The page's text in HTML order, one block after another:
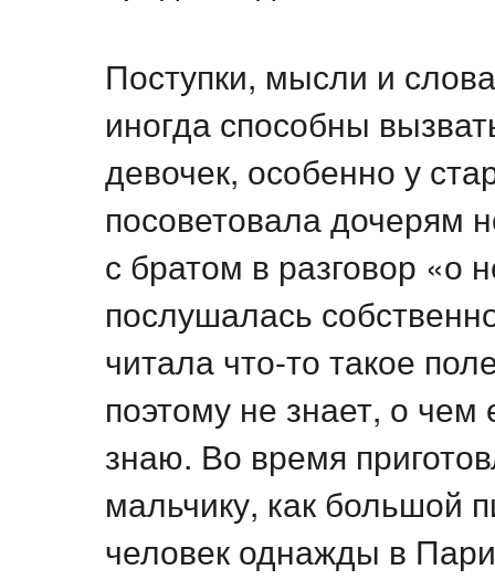
Поступки, мысли и
иногда способны
девочек, особенно у
посоветовала дочерям
с братом в разговор «о
послушалась
читала что-то такое
поэтому не знает, о
знаю. Во время
мальчику, как большой
человек однажды в